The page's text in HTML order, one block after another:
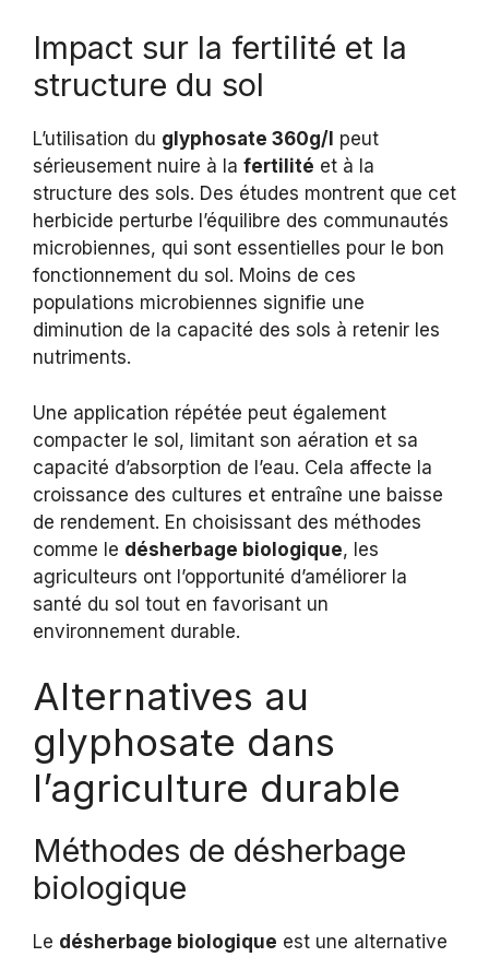
Impact sur la fertilité et la
structure du sol
L’utilisation du glyphosate 360g/l peut
sérieusement nuire à la fertilité et à la
structure des sols. Des études montrent que cet
herbicide perturbe l’équilibre des communautés
microbiennes, qui sont essentielles pour le bon
fonctionnement du sol. Moins de ces
populations microbiennes signifie une
diminution de la capacité des sols à retenir les
nutriments.
Une application répétée peut également
compacter le sol, limitant son aération et sa
capacité d’absorption de l’eau. Cela affecte la
croissance des cultures et entraîne une baisse
de rendement. En choisissant des méthodes
comme le désherbage biologique, les
agriculteurs ont l’opportunité d’améliorer la
santé du sol tout en favorisant un
environnement durable.
Alternatives au
glyphosate dans
l’agriculture durable
Méthodes de désherbage
biologique
Le désherbage biologique est une alternative